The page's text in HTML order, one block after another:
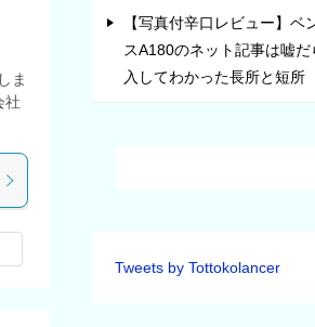
ま
社
【写真付辛口レビュー】ベ
スA180のネット記事は嘘
入してわかった長所と短所
Tweets by Tottokolancer